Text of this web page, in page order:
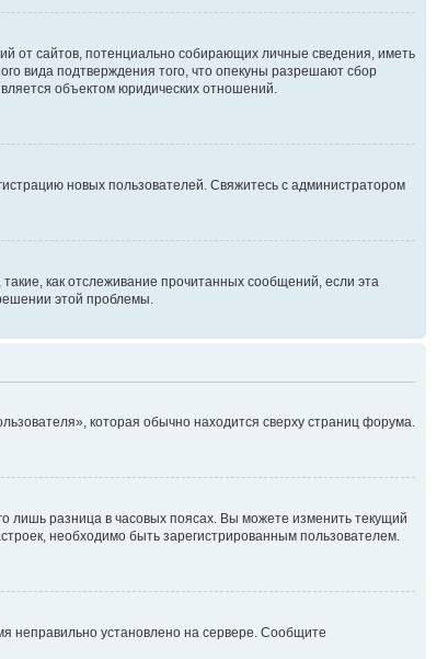
от сайтов, потенциально собирающих личные сведения, иметь
вида подтверждения того, что опекуны разрешают сбор
объектом юридических отношений.
новых пользователей. Свяжитесь с администратором
как отслеживание прочитанных сообщений, если эта
этой проблемы.
которая обычно находится сверху страниц форума.
лишь разница в часовых поясах. Вы можете изменить текущий
необходимо быть зарегистрированным пользователем.
неправильно установлено на сервере. Сообщите